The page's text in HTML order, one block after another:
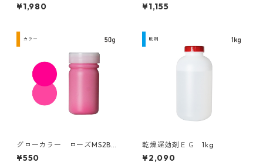
g
¥1,980 ¥1,155
グローカラー ローズMS2B
50g
¥550
乾燥遅効剤ＥＧ 1kg
¥2,090